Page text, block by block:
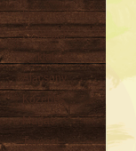
Hagyma/ Gumó
Örökzöld
Sziklakerti
Alacsony
Közepes
Magas
Tavaszi